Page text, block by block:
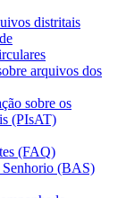
distritais
arquivos dos
sobre os
(PIsAT)
(FAQ)
Senhorio (BAS)